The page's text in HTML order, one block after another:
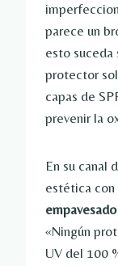
parece un
esto suceda
protector
capas de
prevenir la
En su canal
estética con
empavesado
«Ningún
UV del 100